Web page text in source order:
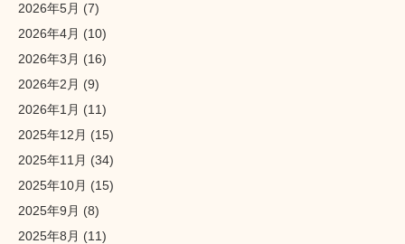
2026年5月 (7)
2026年4月 (10)
2026年3月 (16)
2026年2月 (9)
2026年1月 (11)
2025年12月 (15)
2025年11月 (34)
2025年10月 (15)
2025年9月 (8)
2025年8月 (11)